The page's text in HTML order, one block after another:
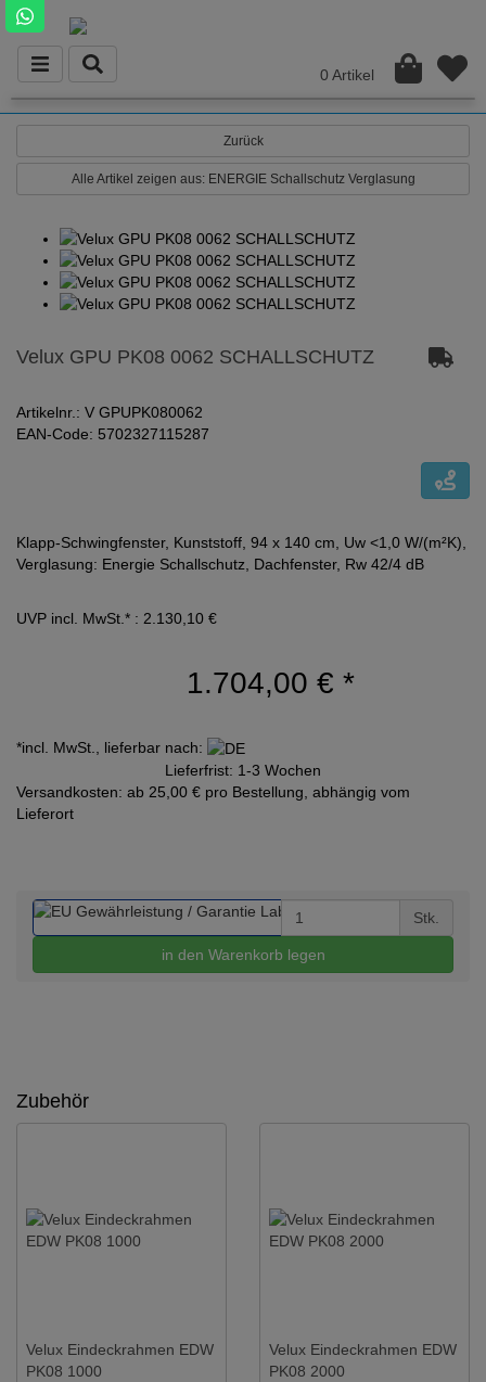
0 Artikel
Zurück
Alle Artikel zeigen aus: ENERGIE Schallschutz Verglasung
Velux GPU PK08 0062 SCHALLSCHUTZ
Artikelnr.: V GPUPK080062
EAN-Code: 5702327115287
Klapp-Schwingfenster, Kunststoff, 94 x 140 cm, Uw <1,0 W/(m²K),
Verglasung: Energie Schallschutz, Dachfenster, Rw 42/4 dB
UVP incl. MwSt.* : 2.130,10 €
1.704,00 € *
*incl. MwSt., lieferbar nach:
Lieferfrist: 1-3 Wochen
Versandkosten: ab 25,00 € pro Bestellung, abhängig vom
Lieferort
Stk.
in den Warenkorb legen
Zubehör
Velux Eindeckrahmen EDW
PK08 1000
Velux Eindeckrahmen EDW
PK08 2000